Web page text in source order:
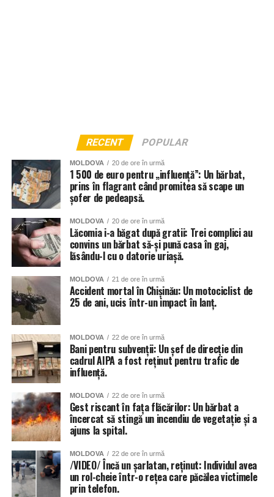
RECENT POPULAR
MOLDOVA 20 de ore în urmă
1 500 de euro pentru „influență”: Un bărbat,
prins în flagrant când promitea să scape un
șofer de pedeapsă.
MOLDOVA 20 de ore în urmă
Lăcomia i-a băgat după gratii: Trei complici au
convins un bărbat să-și pună casa în gaj,
lăsându-l cu o datorie uriașă.
MOLDOVA 21 de ore în urmă
Accident mortal în Chișinău: Un motociclist de
25 de ani, ucis într-un impact în lanț.
MOLDOVA 22 de ore în urmă
Bani pentru subvenții: Un șef de direcție din
cadrul AIPA a fost reținut pentru trafic de
influență.
MOLDOVA 22 de ore în urmă
Gest riscant în fața flăcărilor: Un bărbat a
încercat să stingă un incendiu de vegetație și a
ajuns la spital.
MOLDOVA 22 de ore în urmă
/VIDEO/ Încă un șarlatan, reținut: Individul avea
un rol-cheie într-o rețea care păcălea victimele
prin telefon.